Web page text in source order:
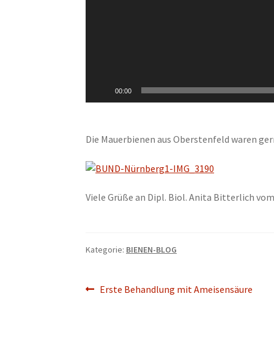
00:00
Die Mauerbienen aus Oberstenfeld waren
Viele Grüße an Dipl. Biol. Anita Bitterlich
Kategorie: BIENEN-BLOG
Beitragsnavigation
Vorheriger
Erste Behandlung mit Ameisensäure